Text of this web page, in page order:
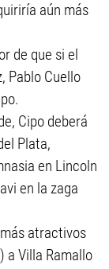
aún más
de que si el
Pablo Cuello
Cipo deberá
Plata,
en Lincoln
en la zaga
atractivos
a Villa Ramallo